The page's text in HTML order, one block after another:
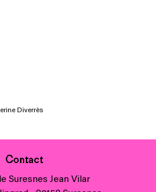
Diverrès
Contact
Suresnes Jean Vilar